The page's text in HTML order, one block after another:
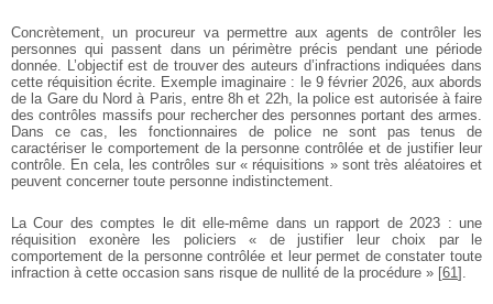
Concrètement, un procureur va permettre aux agents de contrôler les
personnes qui passent dans un périmètre précis pendant une période
donnée. L’objectif est de trouver des auteurs d’infractions indiquées dans
cette réquisition écrite. Exemple imaginaire : le 9 février 2026, aux abords
de la Gare du Nord à Paris, entre 8h et 22h, la police est autorisée à faire
des contrôles massifs pour rechercher des personnes portant des armes.
Dans ce cas, les fonctionnaires de police ne sont pas tenus de
caractériser le comportement de la personne contrôlée et de justifier leur
contrôle. En cela, les contrôles sur « réquisitions » sont très aléatoires et
peuvent concerner toute personne indistinctement.
La Cour des comptes le dit elle-même dans un rapport de 2023 : une
réquisition exonère les policiers « de justifier leur choix par le
comportement de la personne contrôlée et leur permet de constater toute
infraction à cette occasion sans risque de nullité de la procédure » [61 ]